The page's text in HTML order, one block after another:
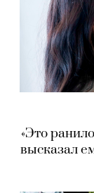
«Это
высказал